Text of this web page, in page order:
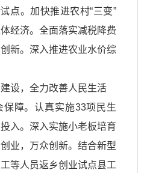
点。加快推进农村“三变”
经济。全面落实减税降费
新。深入推进农业水价综
建设，全力改善人民生活
保障。认真实施33项民生
入。深入实施小老板培育
业，万众创新。结合新型
等人员返乡创业试点县工